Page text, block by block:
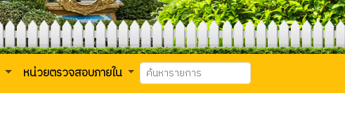
หน่วยตรวจสอบภายใน